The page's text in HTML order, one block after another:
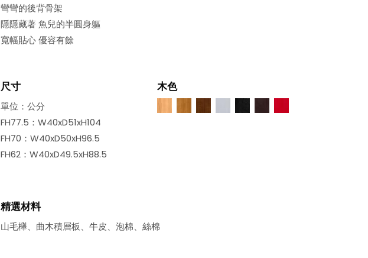
彎彎的後背骨架
隱隱藏著 魚兒的半圓身軀
寬幅貼心 優容有餘
尺寸
單位：公分
FH77.5：W40xD51xH104
FH70：W40xD50xH96.5
FH62：W40xD49.5xH88.5
木色
精選材料
山毛櫸、曲木積層板、牛皮、泡棉、絲棉